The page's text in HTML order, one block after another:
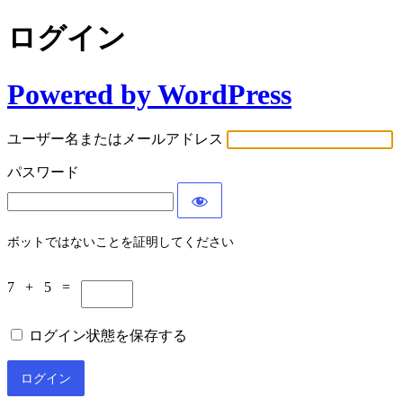
ログイン
Powered by WordPress
ユーザー名またはメールアドレス
パスワード
ボットではないことを証明してください
7 + 5 =
ログイン状態を保存する